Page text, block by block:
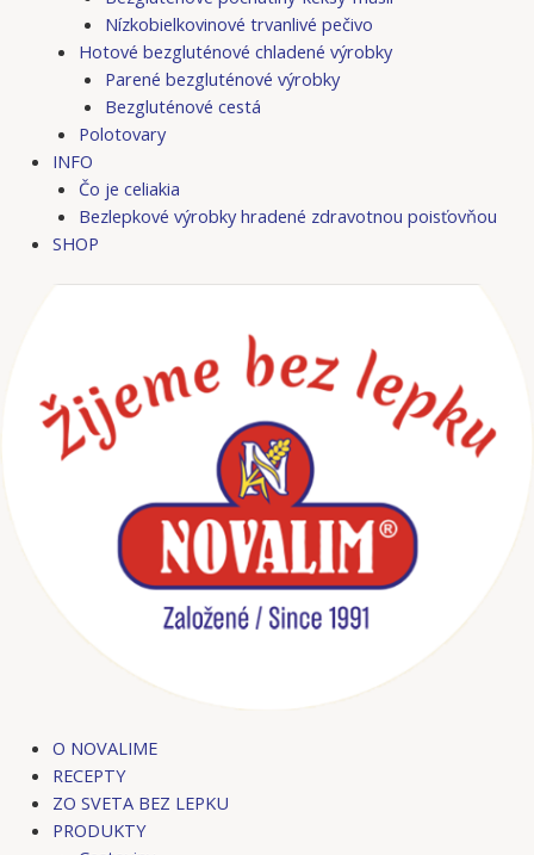
Nízkobielkovinové trvanlivé pečivo
Hotové bezgluténové chladené výrobky
Parené bezgluténové výrobky
Bezgluténové cestá
Polotovary
INFO
Čo je celiakia
Bezlepkové výrobky hradené zdravotnou poisťovňou
SHOP
O NOVALIME
RECEPTY
ZO SVETA BEZ LEPKU
PRODUKTY